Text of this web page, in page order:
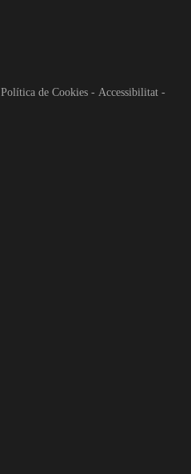
Política de Cookies - Accessibilitat -